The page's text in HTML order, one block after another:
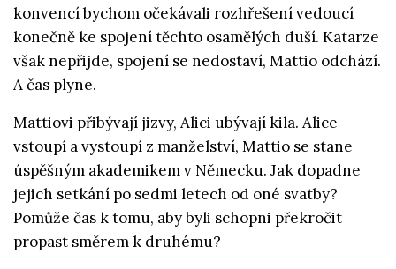
konvencí bychom očekávali rozhřešení vedoucí
konečně ke spojení těchto osamělých duší. Katarze
však nepřijde, spojení se nedostaví, Mattio odchází.
A čas plyne.
Mattiovi přibývají jizvy, Alici ubývají kila. Alice
vstoupí a vystoupí z manželství, Mattio se stane
úspěšným akademikem v Německu. Jak dopadne
jejich setkání po sedmi letech od oné svatby?
Pomůže čas k tomu, aby byli schopni překročit
propast směrem k druhému?